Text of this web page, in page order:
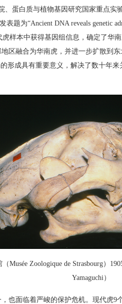
、蛋白质与植物基因研究国家重点
题为“Ancient DNA reveals genetic
样本中获得基因组信息，确定了华
区融合为华南虎，并进一步扩散到
形成具有重要意义，解决了数十年
Musée Zoologique de Strasbourg）
Yamaguchi）
也面临着严峻的保护危机。现代虎